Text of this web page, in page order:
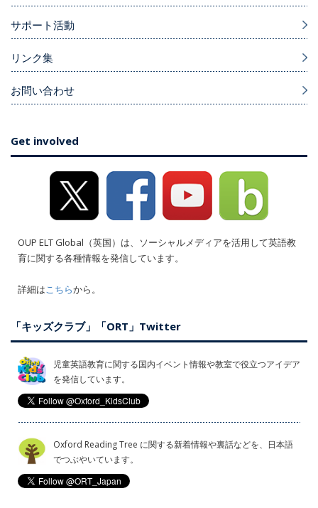
サポート活動
リンク集
お問い合わせ
Get involved
OUP ELT Global（英国）は、ソーシャルメディアを活用して英語教
育に関する各種情報を発信しています。
詳細はこちらから。
「キッズクラブ」「ORT」Twitter
児童英語教育に関する国内イベント情報や教室で役立つアイデア
を発信しています。
Oxford Reading Tree に関する新着情報や裏話などを、日本語
でつぶやいています。